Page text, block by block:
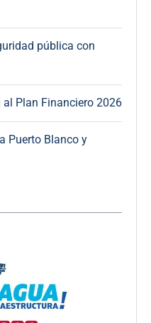
pública con
Plan Financiero 2026
Puerto Blanco y